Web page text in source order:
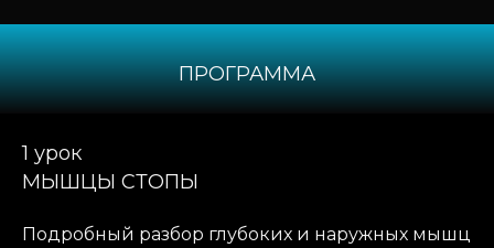
ПРОГРАММА
1 урок
МЫШЦЫ СТОПЫ
Подробный разбор глубоких и наружных мышц